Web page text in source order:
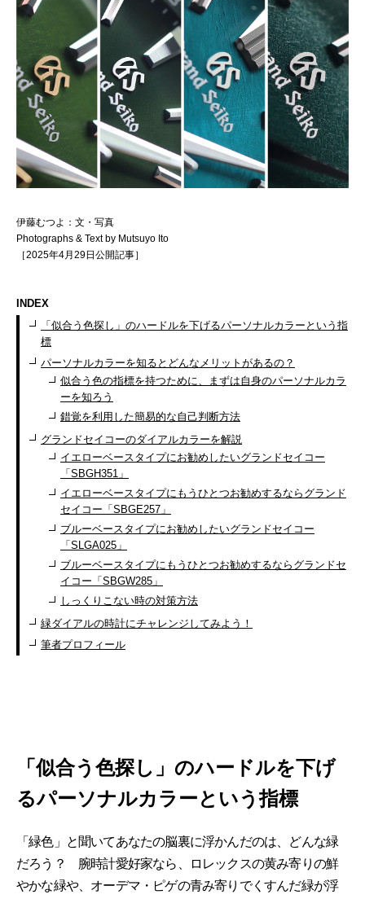
伊藤むつよ：文・写真
Photographs & Text by Mutsuyo Ito
［2025年4月29日公開記事］
INDEX
「似合う色探し」のハードルを下げるパーソナルカラーという指
標
パーソナルカラーを知るとどんなメリットがあるの？
似合う色の指標を持つために、まずは自身のパーソナルカラ
ーを知ろう
錯覚を利用した簡易的な自己判断方法
グランドセイコーのダイアルカラーを解説
イエローベースタイプにお勧めしたいグランドセイコー
「SBGH351」
イエローベースタイプにもうひとつお勧めするならグランド
セイコー「SBGE257」
ブルーベースタイプにお勧めしたいグランドセイコー
「SLGA025」
ブルーベースタイプにもうひとつお勧めするならグランドセ
イコー「SBGW285」
しっくりこない時の対策方法
緑ダイアルの時計にチャレンジしてみよう！
筆者プロフィール
「似合う色探し」のハードルを下げ
るパーソナルカラーという指標
「緑色」と聞いてあなたの脳裏に浮かんだのは、どんな緑
だろう？ 腕時計愛好家なら、ロレックスの黄み寄りの鮮
やかな緑や、オーデマ・ピゲの青み寄りでくすんだ緑が浮